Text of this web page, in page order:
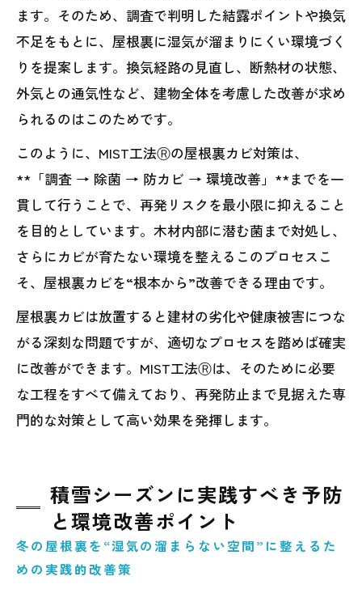
ます。そのため、調査で判明した結露ポイントや換気
不足をもとに、屋根裏に湿気が溜まりにくい環境づく
りを提案します。換気経路の見直し、断熱材の状態、
外気との通気性など、建物全体を考慮した改善が求め
られるのはこのためです。
このように、MIST工法Ⓡの屋根裏カビ対策は、
**「調査 → 除菌 → 防カビ → 環境改善」**までを一
貫して行うことで、再発リスクを最小限に抑えること
を目的としています。木材内部に潜む菌まで対処し、
さらにカビが育たない環境を整えるこのプロセスこ
そ、屋根裏カビを“根本から”改善できる理由です。
屋根裏カビは放置すると建材の劣化や健康被害につな
がる深刻な問題ですが、適切なプロセスを踏めば確実
に改善ができます。MIST工法Ⓡは、そのために必要
な工程をすべて備えており、再発防止まで見据えた専
門的な対策として高い効果を発揮します。
積雪シーズンに実践すべき予防
と環境改善ポイント
冬の屋根裏を“湿気の溜まらない空間”に整えるた
めの実践的改善策